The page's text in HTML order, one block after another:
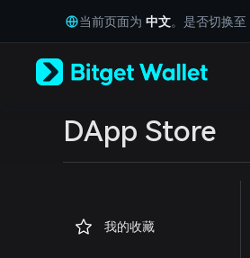
Tiếng Việt
Русский
Español (Latinoamérica)
Português (Portugal)
Bahasa Indonesia
当前页面为 中文。是否切换至
DApp Store
我的收藏